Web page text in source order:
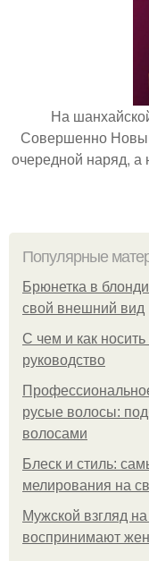
На
Совершенно
очередной наряд,
Популярные
Брюнетка в
свой внешний вид
С чем и как
руководство
русые волосы:
волосами
Блеск и стиль:
мелирования на
Мужской взгляд
воспринимают